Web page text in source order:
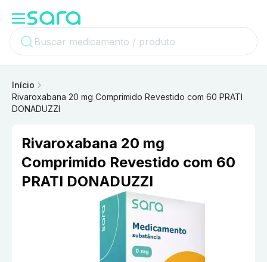
Início
Rivaroxabana 20 mg Comprimido Revestido com 60 PRATI
DONADUZZI
Rivaroxabana 20 mg
Comprimido Revestido com 60
PRATI DONADUZZI